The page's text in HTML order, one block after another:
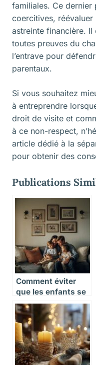
familiales. Ce dernier
coercitives,
astreinte financière.
toutes preuves du
l’entrave pour
parentaux.
Si vous souhaitez
à entreprendre
droit de visite et
à ce non-respect,
article dédié à la
pour obtenir des
Publications
Comment éviter
que les enfants se
sentent coupables
du divorce